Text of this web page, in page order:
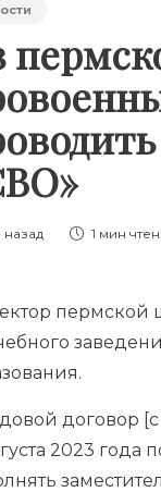
назад 1 мин
пермской
договор
2023